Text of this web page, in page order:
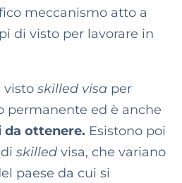
meccanismo atto a
di visto per lavorare in
vistoskilled visa per
permanente ed è anche
da ottenere. Esistono poi
diskilled visa, che variano
paese da cui si